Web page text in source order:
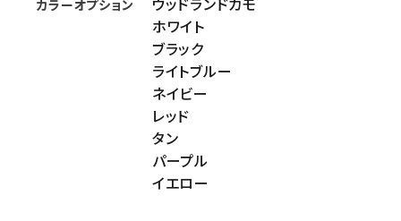
カラーオプション
ホワイト
ブラック
ライトブルー
ネイビー
レッド
タン
パープル
イエロー